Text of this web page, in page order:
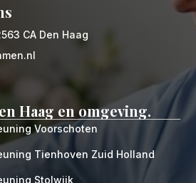
CA Den Haag
Haag en omgeving.
Voorschoten
Tienhoven Zuid Holland
Stolwijk